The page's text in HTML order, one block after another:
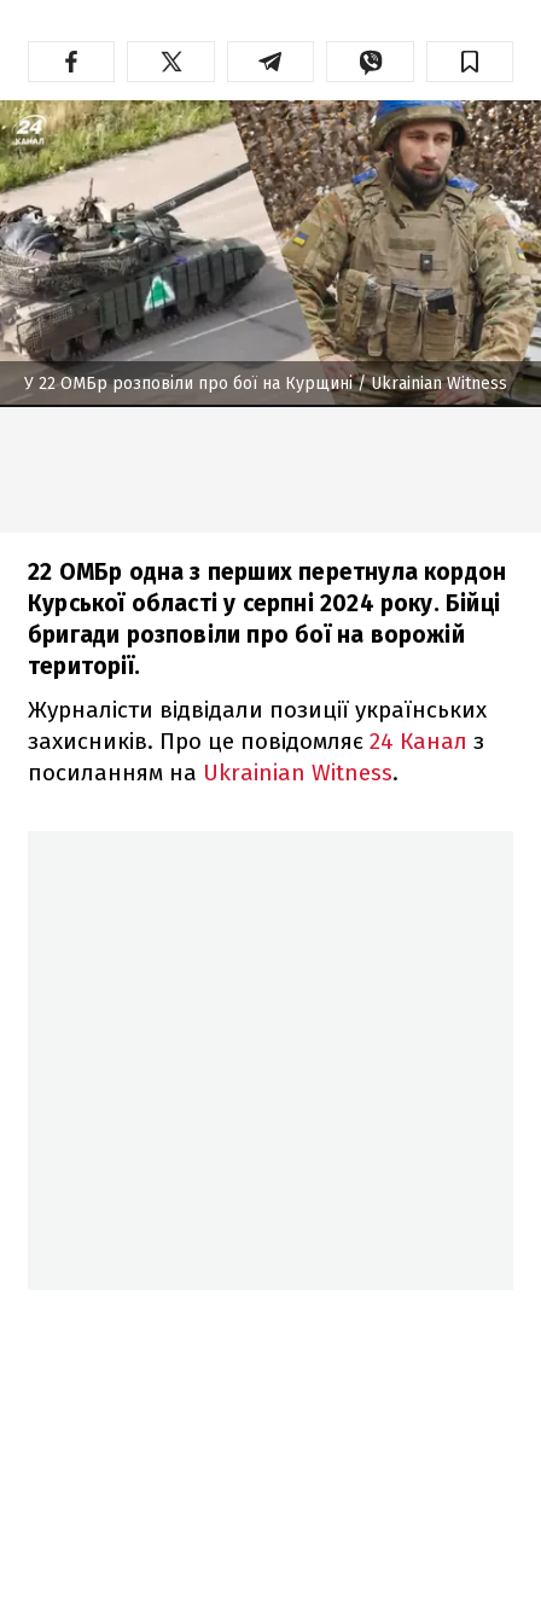
У 22 ОМБр розповіли про бої на Курщині/ Ukrainian Witness
22 ОМБр одна з перших перетнула кордон
Курської області у серпні 2024 року. Бійці
бригади розповіли про бої на ворожій
території.
Журналісти відвідали позиції українських
захисників. Про це повідомляє 24 Канал з
посиланням на Ukrainian Witness.